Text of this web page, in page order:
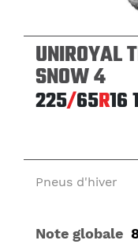
UNIROYAL
SNOW 4
225/65R16
Pneus d'hiver
Note globale